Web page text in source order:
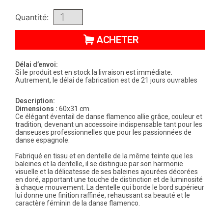
Quantité:
ACHETER
Délai d’envoi:
Si le produit est en stock la livraison est immédiate.
Autrement, le délai de fabrication est de 21 jours ouvrables
Description:
Dimensions : 60x31 cm.
Ce élégant éventail de danse flamenco allie grâce, couleur et
tradition, devenant un accessoire indispensable tant pour les
danseuses professionnelles que pour les passionnées de
danse espagnole.
Fabriqué en tissu et en dentelle de la même teinte que les
baleines et la dentelle, il se distingue par son harmonie
visuelle et la délicatesse de ses baleines ajourées décorées
en doré, apportant une touche de distinction et de luminosité
à chaque mouvement. La dentelle qui borde le bord supérieur
lui donne une finition raffinée, rehaussant sa beauté et le
caractère féminin de la danse flamenco.